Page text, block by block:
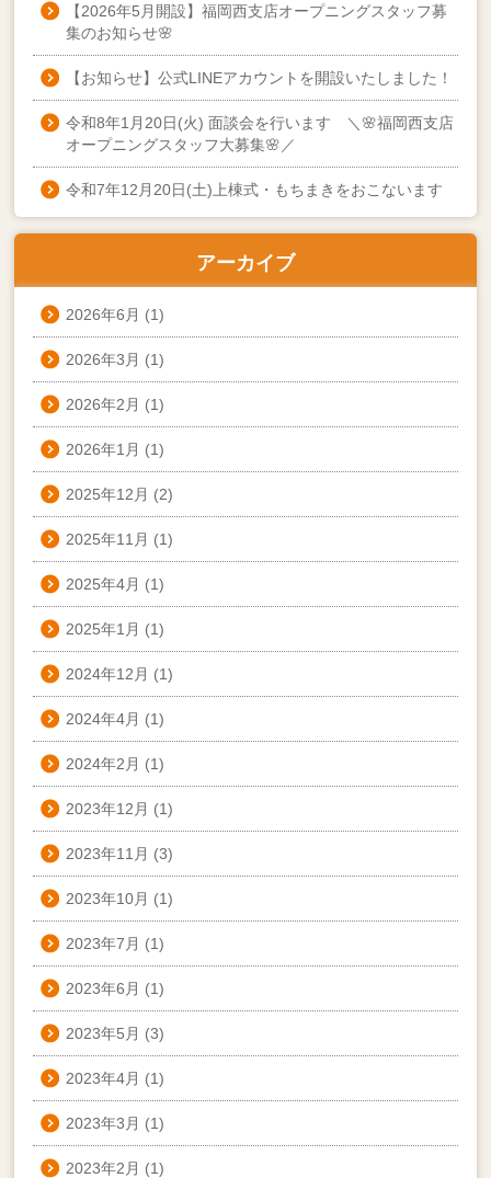
【2026年5月開設】福岡西支店オープニングスタッフ募
集のお知らせ🌸
【お知らせ】公式LINEアカウントを開設いたしました！
令和8年1月20日(火) 面談会を行います ＼🌸福岡西支店
オープニングスタッフ大募集🌸／
令和7年12月20日(土)上棟式・もちまきをおこないます
アーカイブ
2026年6月 (1)
2026年3月 (1)
2026年2月 (1)
2026年1月 (1)
2025年12月 (2)
2025年11月 (1)
2025年4月 (1)
2025年1月 (1)
2024年12月 (1)
2024年4月 (1)
2024年2月 (1)
2023年12月 (1)
2023年11月 (3)
2023年10月 (1)
2023年7月 (1)
2023年6月 (1)
2023年5月 (3)
2023年4月 (1)
2023年3月 (1)
2023年2月 (1)